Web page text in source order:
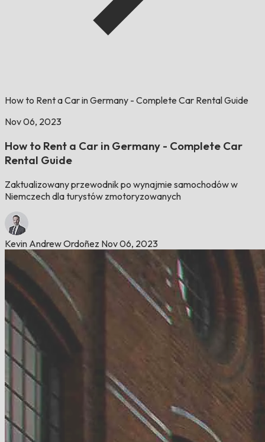
How to Rent a Car in Germany - Complete Car Rental Guide
Nov 06, 2023
How to Rent a Car in Germany - Complete Car
Rental Guide
Zaktualizowany przewodnik po wynajmie samochodów w
Niemczech dla turystów zmotoryzowanych
Kevin Andrew Ordoñez Nov 06, 2023